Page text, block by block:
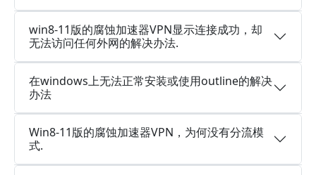
win8-11版的腐蚀加速器VPN显示连接成功，却
无法访问任何外网的解决办法.
在windows上无法正常安装或使用outline的解决
办法
Win8-11版的腐蚀加速器VPN，为何没有分流模
式.